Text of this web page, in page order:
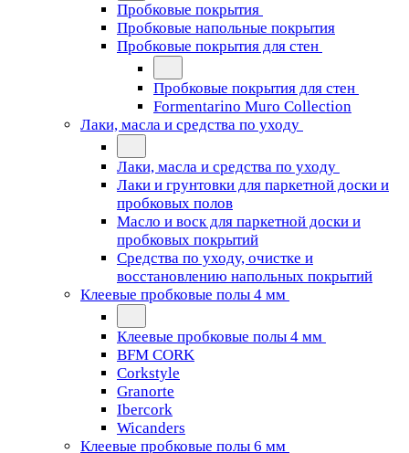
Пробковые покрытия
Пробковые напольные покрытия
Пробковые покрытия для стен
Пробковые покрытия для стен
Formentarino Muro Collection
Лаки, масла и средства по уходу
Лаки, масла и средства по уходу
Лаки и грунтовки для паркетной доски и
пробковых полов
Масло и воск для паркетной доски и
пробковых покрытий
Средства по уходу, очистке и
восстановлению напольных покрытий
Клеевые пробковые полы 4 мм
Клеевые пробковые полы 4 мм
BFM CORK
Corkstyle
Granorte
Ibercork
Wicanders
Клеевые пробковые полы 6 мм